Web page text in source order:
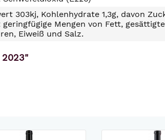
303kj, Kohlenhydrate 1,3g, davon
Mengen von Fett,
Eiweiß und Salz.